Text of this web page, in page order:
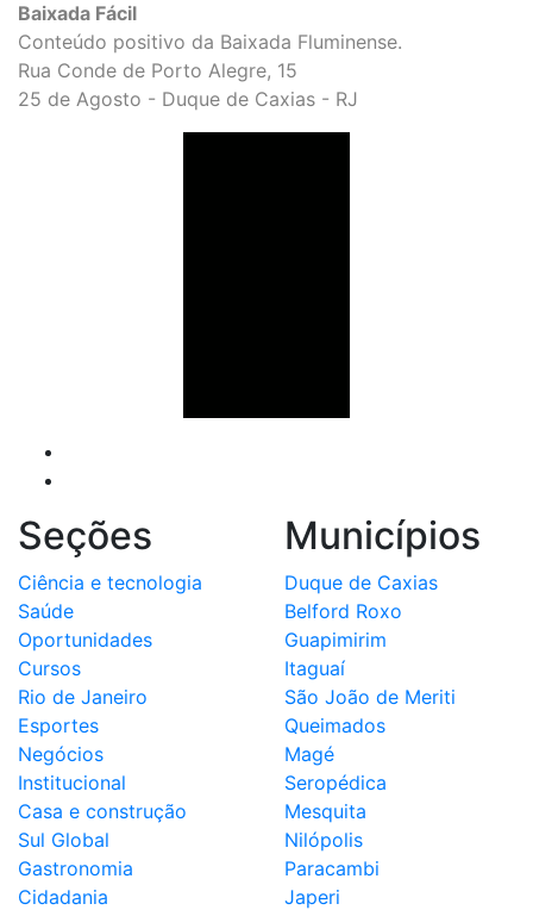
Baixada Fácil
Conteúdo positivo da Baixada Fluminense.
Rua Conde de Porto Alegre, 15
25 de Agosto - Duque de Caxias - RJ
Seções
Ciência e tecnologia
Saúde
Oportunidades
Cursos
Rio de Janeiro
Esportes
Negócios
Institucional
Casa e construção
Sul Global
Gastronomia
Cidadania
Municípios
Duque de Caxias
Belford Roxo
Guapimirim
Itaguaí
São João de Meriti
Queimados
Magé
Seropédica
Mesquita
Nilópolis
Paracambi
Japeri